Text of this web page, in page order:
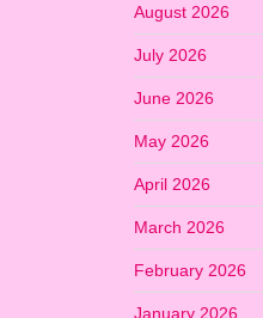
August 2026
July 2026
June 2026
May 2026
April 2026
March 2026
February 2026
January 2026